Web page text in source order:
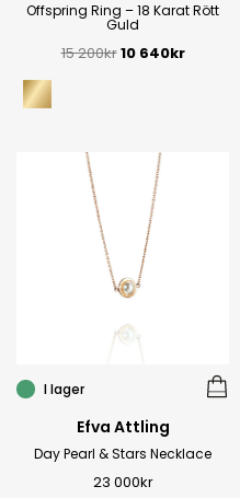
Offspring Ring – 18 Karat Rött
Guld
15 200kr10 640kr
I lager
Efva Attling
Day Pearl & Stars Necklace
23 000kr